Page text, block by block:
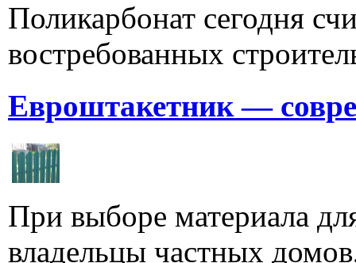
Поликарбонат сегодня
востребованных
Евроштакетник —
При выборе материала
владельцы частных